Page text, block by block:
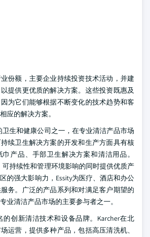
份额，主要企业持续投资技术活动，并建
提供更优质的解决方案。这些投资既惠及
为它们能够根据不断变化的技术趋势和客
应的解决方案。
卫生和健康公司之一，在专业清洁产品市场
续卫生解决方案的开发和生产方面具有核
产品、手部卫生解决方案和清洁用品。
可持续性和管理环境影响的同时提供优质产
的强大影响力，Essity为医疗、酒店和办公
务。广泛的产品系列和对满足客户期望的
业清洁产品市场的主要参与者之一。
的创新清洁技术和设备品牌。Karcher在北
运营，提供多种产品，包括高压清洗机、